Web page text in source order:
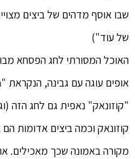
שבו אוסף מדהים של ביצים
של עוד")
האוכל המסורתי לחג הפסחא
"קוזונאק" נאפית גם לחג הזה
קוזונאק וכמה ביצים אדומות
מקורה באמונה שכך מאכילים.